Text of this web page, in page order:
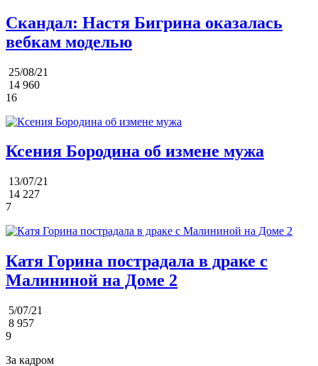
Скандал: Настя Бигрина оказалась
вебкам моделью
25/08/21
14 960
16
Ксения Бородина об измене мужа
13/07/21
14 227
7
Катя Горина пострадала в драке с
Малининой на Доме 2
5/07/21
8 957
9
За кадром